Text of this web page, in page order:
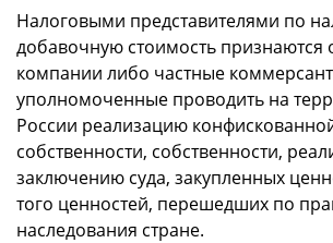
Налоговыми представителями по
добавочную стоимость признаются
компании либо частные
уполномоченные проводить на
России реализацию
собственности, собственности,
заключению суда, закупленных
того ценностей, перешедших по
наследования стране.